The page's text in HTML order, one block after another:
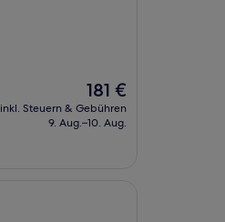
Der
Preis
beträgt
181 €
inkl. Steuern & Gebühren
9. Aug.–10. Aug.